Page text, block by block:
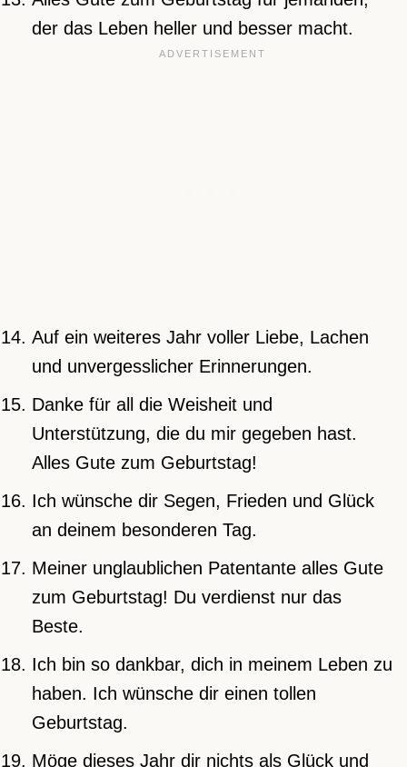
der das Leben heller und besser macht.
Auf ein weiteres Jahr voller Liebe, Lachen
und unvergesslicher Erinnerungen.
Danke für all die Weisheit und
Unterstützung, die du mir gegeben hast.
Alles Gute zum Geburtstag!
Ich wünsche dir Segen, Frieden und Glück
an deinem besonderen Tag.
Meiner unglaublichen Patentante alles Gute
zum Geburtstag! Du verdienst nur das
Beste.
Ich bin so dankbar, dich in meinem Leben zu
haben. Ich wünsche dir einen tollen
Geburtstag.
Möge dieses Jahr dir nichts als Glück und